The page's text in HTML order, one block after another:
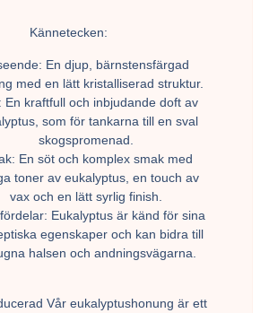
Kännetecken:
En djup, bärnstensfärgad
med en lätt kristalliserad struktur.
En kraftfull och inbjudande doft av
som för tankarna till en sval
skogspromenad.
En söt och komplex smak med
toner av eukalyptus, en touch av
vax och en lätt syrlig finish.
Eukalyptus är känd för sina
egenskaper och kan bidra till
halsen och andningsvägarna.
Vår eukalyptushonung är ett